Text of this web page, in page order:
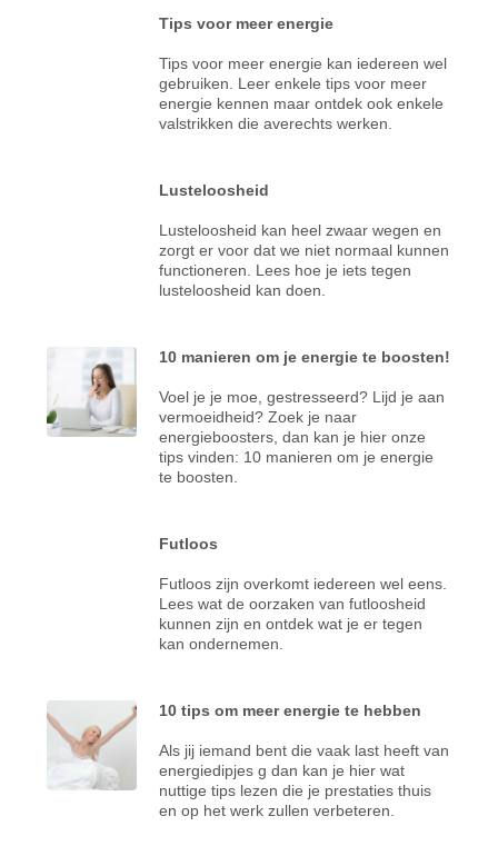
Tips voor meer energie
Tips voor meer energie kan iedereen wel
gebruiken. Leer enkele tips voor meer
energie kennen maar ontdek ook enkele
valstrikken die averechts werken.
Lusteloosheid
Lusteloosheid kan heel zwaar wegen en
zorgt er voor dat we niet normaal kunnen
functioneren. Lees hoe je iets tegen
lusteloosheid kan doen.
10 manieren om je energie te boosten!
Voel je je moe, gestresseerd? Lijd je aan
vermoeidheid? Zoek je naar
energieboosters, dan kan je hier onze
tips vinden: 10 manieren om je energie
te boosten.
Futloos
Futloos zijn overkomt iedereen wel eens.
Lees wat de oorzaken van futloosheid
kunnen zijn en ontdek wat je er tegen
kan ondernemen.
10 tips om meer energie te hebben
Als jij iemand bent die vaak last heeft van
energiedipjes g dan kan je hier wat
nuttige tips lezen die je prestaties thuis
en op het werk zullen verbeteren.